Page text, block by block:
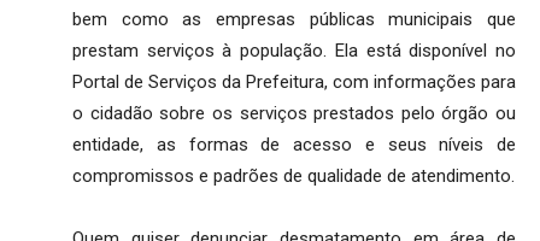
bem como as empresas públicas municipais que
prestam serviços à população. Ela está disponível no
Portal de Serviços da Prefeitura, com informações para
o cidadão sobre os serviços prestados pelo órgão ou
entidade, as formas de acesso e seus níveis de
compromissos e padrões de qualidade de atendimento.